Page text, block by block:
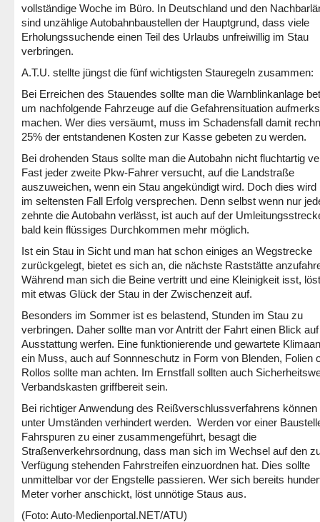
vollständige Woche im Büro. In Deutschland und den
sind unzählige Autobahnbaustellen der Hauptgrund, dass viele
Erholungssuchende einen Teil des Urlaubs unfreiwillig im Stau
verbringen.
A.T.U. stellte jüngst die fünf wichtigsten Stauregeln zusammen:
Bei Erreichen des Stauendes sollte man die Warnblinkanlage
um nachfolgende Fahrzeuge auf die Gefahrensituation
machen. Wer dies versäumt, muss im Schadensfall damit
25% der entstandenen Kosten zur Kasse gebeten zu werden.
Bei drohenden Staus sollte man die Autobahn nicht fluchtartig
Fast jeder zweite Pkw-Fahrer versucht, auf die Landstraße
auszuweichen, wenn ein Stau angekündigt wird. Doch dies wird
im seltensten Fall Erfolg versprechen. Denn selbst wenn nur
zehnte die Autobahn verlässt, ist auch auf der
bald kein flüssiges Durchkommen mehr möglich.
Ist ein Stau in Sicht und man hat schon einiges an Wegstrecke
zurückgelegt, bietet es sich an, die nächste Raststätte
Während man sich die Beine vertritt und eine Kleinigkeit isst,
mit etwas Glück der Stau in der Zwischenzeit auf.
Besonders im Sommer ist es belastend, Stunden im Stau zu
verbringen. Daher sollte man vor Antritt der Fahrt einen Blick
Ausstattung werfen. Eine funktionierende und gewartete
ein Muss, auch auf Sonnneschutz in Form von Blenden, Folien
Rollos sollte man achten. Im Ernstfall sollten auch
Verbandskasten griffbereit sein.
Bei richtiger Anwendung des Reißverschlussverfahrens können
unter Umständen verhindert werden. Werden vor einer
Fahrspuren zu einer zusammengeführt, besagt die
Straßenverkehrsordnung, dass man sich im Wechsel auf den
Verfügung stehenden Fahrstreifen einzuordnen hat. Dies sollte
unmittelbar vor der Engstelle passieren. Wer sich bereits
Meter vorher anschickt, löst unnötige Staus aus.
(Foto: Auto-Medienportal.NET/ATU)